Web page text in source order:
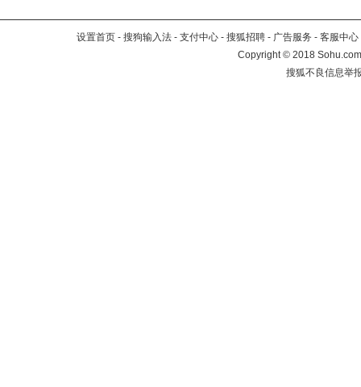
设置首页 - 搜狗输入法 - 支付中心 - 搜狐招聘 - 广告服务 - 客服中心
Copyright©2018
搜狐不良信息举